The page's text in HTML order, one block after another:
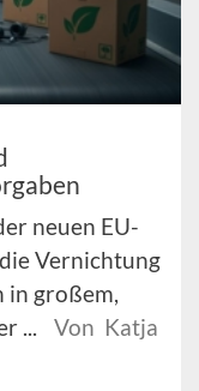
neuen EU-
Vernichtung
in großem,
...
Von Katja